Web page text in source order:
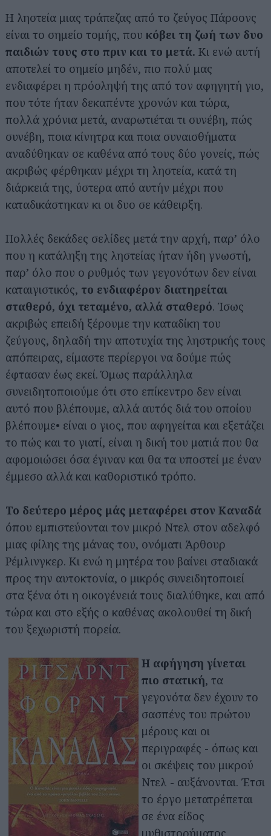
Η ληστεία μιας τράπεζας από το ζεύγος Πάρσονς
είναι το σημείο τομής, που κόβει τη ζωή των δυο
παιδιών τους στο πριν και το μετά. Κι ενώ αυτή
αποτελεί το σημείο μηδέν, πιο πολύ μας
ενδιαφέρει η πρόσληψή της από τον αφηγητή γιο,
που τότε ήταν δεκαπέντε χρονών και τώρα,
πολλά χρόνια μετά, αναρωτιέται τι συνέβη, πώς
συνέβη, ποια κίνητρα και ποια συναισθήματα
αναδύθηκαν σε καθένα από τους δύο γονείς, πώς
ακριβώς φέρθηκαν μέχρι τη ληστεία, κατά τη
διάρκειά της, ύστερα από αυτήν μέχρι που
καταδικάστηκαν κι οι δυο σε κάθειρξη.
Πολλές δεκάδες σελίδες μετά την αρχή, παρ’ όλο
που η κατάληξη της ληστείας ήταν ήδη γνωστή,
παρ’ όλο που ο ρυθμός των γεγονότων δεν είναι
καταιγιστικός, το ενδιαφέρον διατηρείται
σταθερό, όχι τεταμένο, αλλά σταθερό. Ίσως
ακριβώς επειδή ξέρουμε την καταδίκη του
ζεύγους, δηλαδή την αποτυχία της ληστρικής τους
απόπειρας, είμαστε περίεργοι να δούμε πώς
έφτασαν έως εκεί. Όμως παράλληλα
συνειδητοποιούμε ότι στο επίκεντρο δεν είναι
αυτό που βλέπουμε, αλλά αυτός διά του οποίου
βλέπουμε• είναι ο γιος, που αφηγείται και εξετάζει
το πώς και το γιατί, είναι η δική του ματιά που θα
αφομοιώσει όσα έγιναν και θα τα υποστεί με έναν
έμμεσο αλλά και καθοριστικό τρόπο.
Το δεύτερο μέρος μάς μεταφέρει στον Καναδά
όπου εμπιστεύονται τον μικρό Ντελ στον αδελφό
μιας φίλης της μάνας του, ονόματι Άρθουρ
Ρέμλινγκερ. Κι ενώ η μητέρα του βαίνει σταδιακά
προς την αυτοκτονία, ο μικρός συνειδητοποιεί
στα ξένα ότι η οικογένειά τους διαλύθηκε, και από
τώρα και στο εξής ο καθένας ακολουθεί τη δική
του ξεχωριστή πορεία.
Η αφήγηση γίνεται
πιο στατική, τα
γεγονότα δεν έχουν το
σασπένς του πρώτου
μέρους και οι
περιγραφές - όπως και
οι σκέψεις του μικρού
Ντελ - αυξάνονται. Έτσι
το έργο μετατρέπεται
σε ένα είδος
μυθιστορήματος